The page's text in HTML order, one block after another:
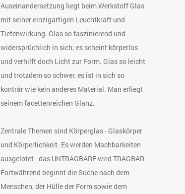
Auseinandersetzung liegt beim Werkstoff Glas
mit seiner einzigartigen Leuchtkraft und
Tiefenwirkung. Glas so faszinierend und
widersprüchlich in sich; es scheint körperlos
und verhilft doch Licht zur Form. Glas so leicht
und trotzdem so schwer, es ist in sich so
konträr wie kein anderes Material. Man erliegt
seinem facettenreichen Glanz.
Zentrale Themen sind Körperglas - Glaskörper
und Körperlichkeit. Es werden Machbarkeiten
ausgelotet - das UNTRAGBARE wird TRAGBAR.
Fortwährend beginnt die Suche nach dem
Menschen, der Hülle der Form sowie dem